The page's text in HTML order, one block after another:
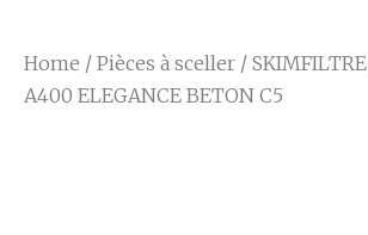
Home / Pièces à sceller / SKIMFILTRE
A400 ELEGANCE BETON C5